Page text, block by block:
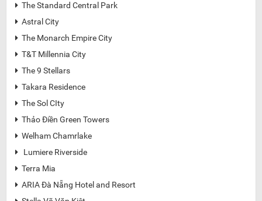
 The Standard Central Park
 Astral City
 The Monarch Empire City
 T&T Millennia City
 The 9 Stellars
 Takara Residence
 The Sol CIty
 Thảo Điền Green Towers
 Welham Chamrlake
 Lumiere Riverside
 Terra Mia
 ARIA Đà Nẵng Hotel and Resort